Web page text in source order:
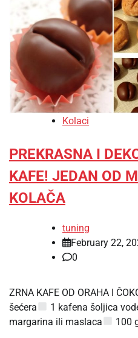
Kolaci
PREKRASNA I
KAFE! JEDAN OD
KOLAČA
tuning
February 22,
0
ZRNA KAFE OD ORAHA I
šećera
1 kafena šoljica
margarina ili maslaca
100